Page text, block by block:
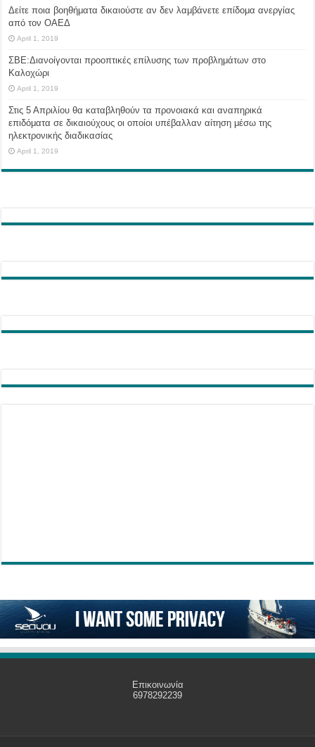
Δείτε ποια βοηθήματα δικαιούστε αν δεν λαμβάνετε επίδομα ανεργίας
από τον ΟΑΕΔ
April 1, 2019
ΣΒΕ:Διανοίγονται προοπτικές επίλυσης των προβλημάτων στο
Καλοχώρι
April 1, 2019
Στις 5 Απριλίου θα καταβληθούν τα προνοιακά και αναπηρικά
επιδόματα σε δικαιούχους οι οποίοι υπέβαλλαν αίτηση μέσω της
ηλεκτρονικής διαδικασίας
April 1, 2019
Επικοινωνία
6978292239